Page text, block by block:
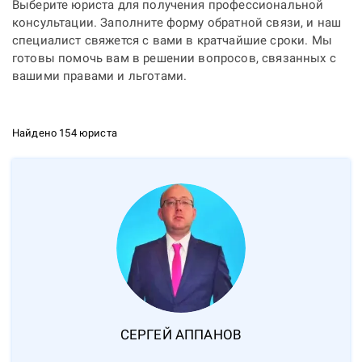
Выберите юриста для получения профессиональной
консультации. Заполните форму обратной связи, и наш
специалист свяжется с вами в кратчайшие сроки. Мы
готовы помочь вам в решении вопросов, связанных с
вашими правами и льготами.
Найдено 154 юриста
СЕРГЕЙ АППАНОВ